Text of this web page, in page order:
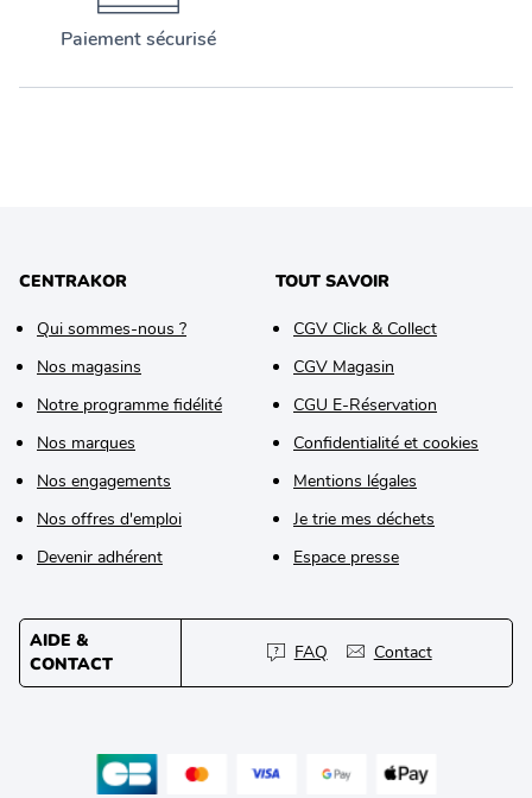
Paiement sécurisé
CENTRAKOR
Qui sommes-nous ?
Nos magasins
Notre programme fidélité
Nos marques
Nos engagements
Nos offres d'emploi
Devenir adhérent
TOUT SAVOIR
CGV Click & Collect
CGV Magasin
CGU E-Réservation
Confidentialité et cookies
Mentions légales
Je trie mes déchets
Espace presse
AIDE &
CONTACT
FAQ Contact